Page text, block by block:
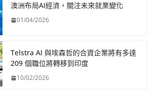
澳洲布局AI經濟，關注未來就業變化
01/04/2026
Telstra AI 與埃森哲的合資企業將有多達
209 個職位將轉移到印度
10/02/2026